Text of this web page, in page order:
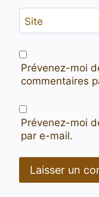
Site
Prévenez-moi
commentaires
Prévenez-moi
par e-mail.